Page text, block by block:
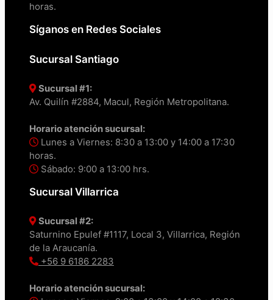
horas.
Síganos en Redes Sociales
Sucursal Santiago
Sucursal #1:
Av. Quilín #2884, Macul, Región Metropolitana.
Horario atención sucursal:
Lunes a Viernes: 8:30 a 13:00 y 14:00 a 17:30
horas.
Sábado: 9:00 a 13:00 hrs.
Sucursal Villarrica
Sucursal #2:
Saturnino Epulef #1117, Local 3, Villarrica, Región
de la Araucanía.
+56 9 6186 2283
Horario atención sucursal: